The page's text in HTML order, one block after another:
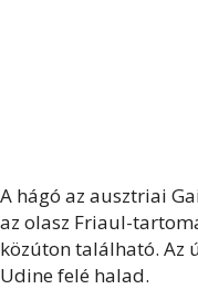
A hágó az ausztriai
az olasz Friaul-
közúton található. Az
Udine felé halad.